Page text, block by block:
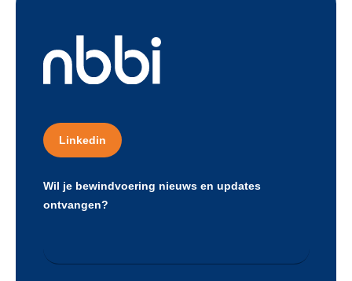
Linkedin
Wil je bewindvoering nieuws en updates
ontvangen?